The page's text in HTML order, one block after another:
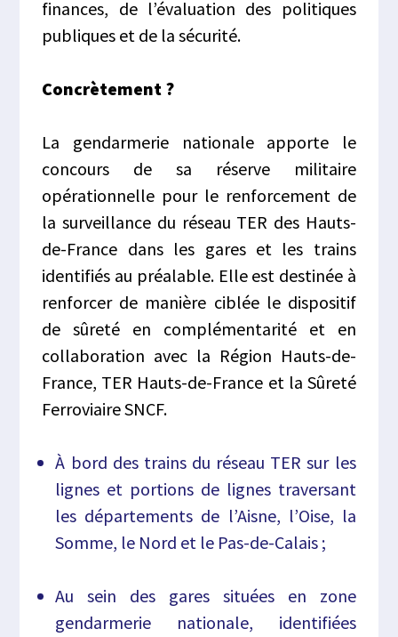
finances, de l’évaluation des politiques
publiques et de la sécurité.
Concrètement ?
La gendarmerie nationale apporte le
concours de sa réserve militaire
opérationnelle pour le renforcement de
la surveillance du réseau TER des Hauts-
de-France dans les gares et les trains
identifiés au préalable. Elle est destinée à
renforcer de manière ciblée le dispositif
de sûreté en complémentarité et en
collaboration avec la Région Hauts-de-
France, TER Hauts-de-France et la Sûreté
Ferroviaire SNCF.
À bord des trains du réseau TER sur les
lignes et portions de lignes traversant
les départements de l’Aisne, l’Oise, la
Somme, le Nord et le Pas-de-Calais ;
Au sein des gares situées en zone
gendarmerie nationale, identifiées